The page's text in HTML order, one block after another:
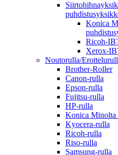
Konica
Ricoh-
Xerox-
Noutorulla/
Brother-Roller
Canon-rulla
Epson-rulla
Fujitsu-rulla
HP-rulla
Konica Minolta
Kyocera-rulla
Ricoh-rulla
Riso-rulla
Samsung-rulla